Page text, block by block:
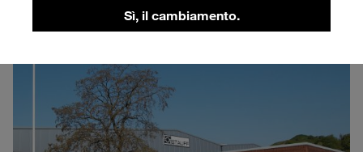
Sì, il cambiamento.